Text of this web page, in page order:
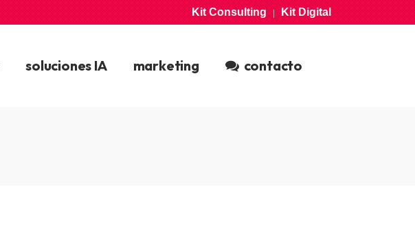
Kit Consulting|Kit Digital
soluciones IA marketing contacto